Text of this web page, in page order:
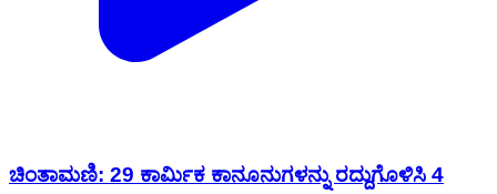
ಚಿಂತಾಮಣಿ: 29 ಕಾರ್ಮಿಕ ಕಾನೂನುಗಳನ್ನು ರದ್ದುಗೊಳಿಸಿ 4